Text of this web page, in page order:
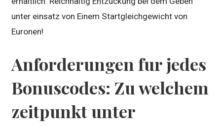
unter einsatz von Einem Startgleichgewicht von
Euronen!
Anforderungen fur jedes
Bonuscodes: Zu welchem
zeitpunkt unter